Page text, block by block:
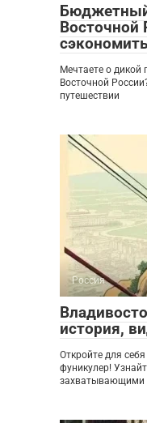
Восточной
Мечтаете о дикой
Восточной
путешествии
Россия
история,
Откройте для
фуникулер!
захватывающими